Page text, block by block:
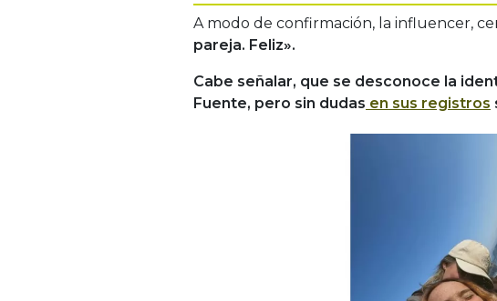
A modo de confirmación, la influencer,
pareja. Feliz».
Cabe señalar, que se desconoce la
Fuente, pero sin dudas en sus registros